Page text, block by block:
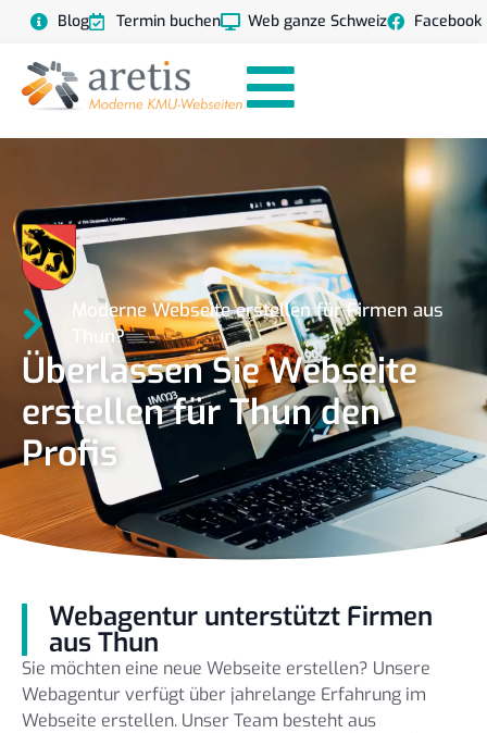
Blog Termin buchen Web ganze Schweiz Facebook
Moderne Webseite erstellen für Firmen aus
Thun?
Überlassen Sie Webseite
erstellen für Thun den
Profis
Webagentur unterstützt Firmen
aus Thun
Sie möchten eine neue Webseite erstellen? Unsere
Webagentur verfügt über jahrelange Erfahrung im
Webseite erstellen. Unser Team besteht aus